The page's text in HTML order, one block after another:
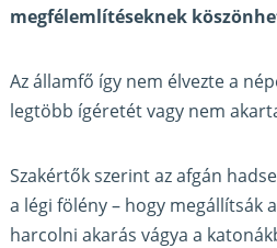
megfélemlítéseknek
Az államfő így nem élvezte a
legtöbb ígéretét vagy nem
Szakértők szerint az afgán
a légi fölény – hogy megállítsák
harcolni akarás vágya a